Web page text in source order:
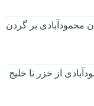
محمودآبادی بر گردن
از خزر تا خلیج